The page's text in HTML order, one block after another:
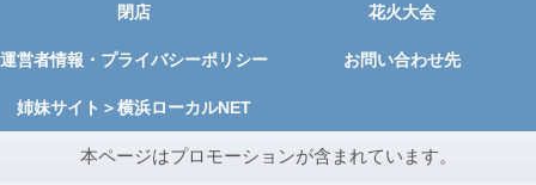
閉店 花火大会
運営者情報・プライバシーポリシー お問い合わせ先
姉妹サイト＞横浜ローカルNET
本ページはプロモーションが含まれています。